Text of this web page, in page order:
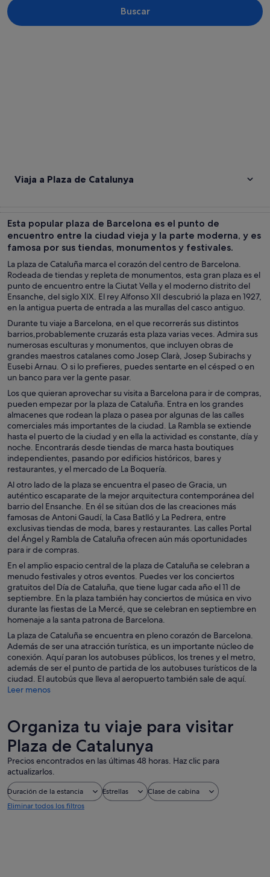
Buscar
Viaja a Plaza de Catalunya
Esta popular plaza de Barcelona es el punto de
encuentro entre la ciudad vieja y la parte moderna, y es
famosa por sus tiendas, monumentos y festivales.
La plaza de Cataluña marca el corazón del centro de Barcelona.
Rodeada de tiendas y repleta de monumentos, esta gran plaza es el
punto de encuentro entre la Ciutat Vella y el moderno distrito del
Ensanche, del siglo XIX. El rey Alfonso XII descubrió la plaza en 1927,
en la antigua puerta de entrada a las murallas del casco antiguo.
Durante tu viaje a Barcelona, en el que recorrerás sus distintos
barrios,probablemente cruzarás esta plaza varias veces. Admira sus
numerosas esculturas y monumentos, que incluyen obras de
grandes maestros catalanes como Josep Clarà, Josep Subirachs y
Eusebi Arnau. O si lo prefieres, puedes sentarte en el césped o en
un banco para ver la gente pasar.
Los que quieran aprovechar su visita a Barcelona para ir de compras,
pueden empezar por la plaza de Cataluña. Entra en los grandes
almacenes que rodean la plaza o pasea por algunas de las calles
comerciales más importantes de la ciudad. La Rambla se extiende
hasta el puerto de la ciudad y en ella la actividad es constante, día y
noche. Encontrarás desde tiendas de marca hasta boutiques
independientes, pasando por edificios históricos, bares y
restaurantes, y el mercado de La Boquería.
Al otro lado de la plaza se encuentra el paseo de Gracia, un
auténtico escaparate de la mejor arquitectura contemporánea del
barrio del Ensanche. En él se sitúan dos de las creaciones más
famosas de Antoni Gaudí, la Casa Batlló y La Pedrera, entre
exclusivas tiendas de moda, bares y restaurantes. Las calles Portal
del Ángel y Rambla de Cataluña ofrecen aún más oportunidades
para ir de compras.
En el amplio espacio central de la plaza de Cataluña se celebran a
menudo festivales y otros eventos. Puedes ver los conciertos
gratuitos del Día de Cataluña, que tiene lugar cada año el 11 de
septiembre. En la plaza también hay conciertos de música en vivo
durante las fiestas de La Mercé, que se celebran en septiembre en
homenaje a la santa patrona de Barcelona.
La plaza de Cataluña se encuentra en pleno corazón de Barcelona.
Además de ser una atracción turística, es un importante núcleo de
conexión. Aquí paran los autobuses públicos, los trenes y el metro,
además de ser el punto de partida de los autobuses turísticos de la
ciudad. El autobús que lleva al aeropuerto también sale de aquí.
Leer menos
Organiza tu viaje para visitar
Plaza de Catalunya
Precios encontrados en las últimas 48 horas. Haz clic para
actualizarlos.
Duración de la estancia Estrellas
Clase de cabina
Eliminar todos los filtros